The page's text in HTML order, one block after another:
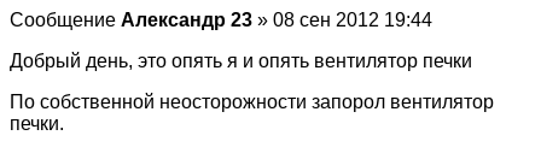
Сообщение Александр 23 » 08 сен 2012 19:44
Добрый день, это опять я и опять вентилятор печки
По собственной неосторожности запорол вентилятор
печки.